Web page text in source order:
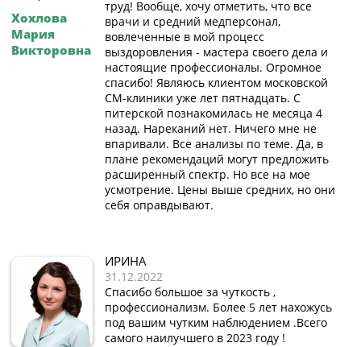
Хохлова
Мария
Викторовна
труд! Вообще, хочу отметить, что все
врачи и средний медперсонал,
вовлеченные в мой процесс
выздоровления - мастера своего дела и
настоящие профессионалы. Огромное
спасибо! Являюсь клиентом московской
СМ-клиники уже лет пятнадцать. С
питерской познакомилась не месяца 4
назад. Нареканий нет. Ничего мне не
впаривали. Все анализы по теме. Да, в
плане рекомендаций могут предложить
расширенный спектр. Но все на мое
усмотрение. Цены выше средних, но они
себя оправдывают.
ИРИНА
31.12.2022
Спасибо большое за чуткость ,
профессионализм. Более 5 лет нахожусь
под вашим чутким наблюдением .Всего
самого наилучшего в 2023 году !